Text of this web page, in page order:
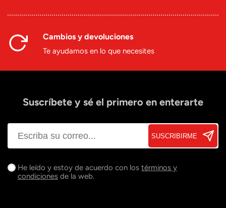
Cambios y devoluciones
Te ayudamos en lo que necesites
Suscríbete y sé el primero en enterarte
SUSCRIBIRME
He leído y estoy de acuerdo con los términos y
condiciones de la web.